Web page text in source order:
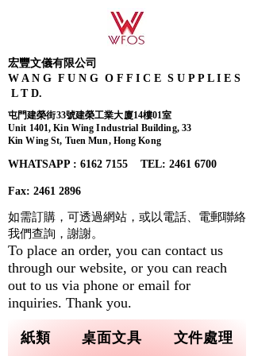
宏豐文儀有限公司
W A N G F U N G O F F I C E S U P P L I E S
L T D.
屯門建榮街33號建榮工業大廈14樓01室
Unit 1401, Kin Wing Industrial Building, 33
Kin Wing St, Tuen Mun, Hong Kong
WHATSAPP : 6162 7155​ TEL: 2461 6700
Fax: 2461 2896
紙類 桌面文具 文件處理
如需訂購，可透過網站，或以電話、電郵聯絡
我們查詢， 謝謝。
To place an order, you can contact us
through our website, or you can reach
out to us via phone or email for
inquiries. Thank you.